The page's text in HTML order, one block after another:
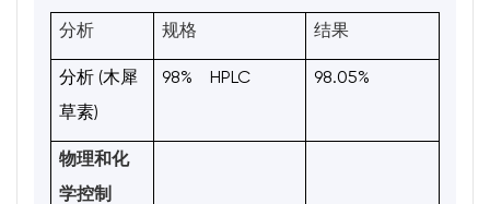
分析 规格 结果
分析 (木犀
草素)
98% HPLC 98.05%
物理和化
学控制